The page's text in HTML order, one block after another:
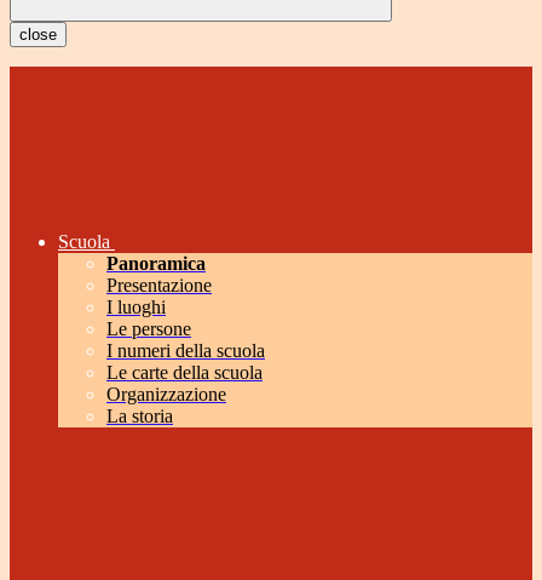
close
Scuola
Panoramica
Presentazione
I luoghi
Le persone
I numeri della scuola
Le carte della scuola
Organizzazione
La storia